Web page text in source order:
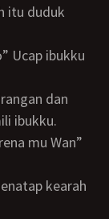
itu duduk
ibukku.